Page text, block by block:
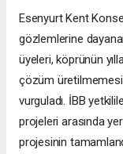
Esenyurt Kent
gözlemlerine
üyeleri, köprünün
çözüm
vurguladı. İBB
projeleri arasında
projesinin